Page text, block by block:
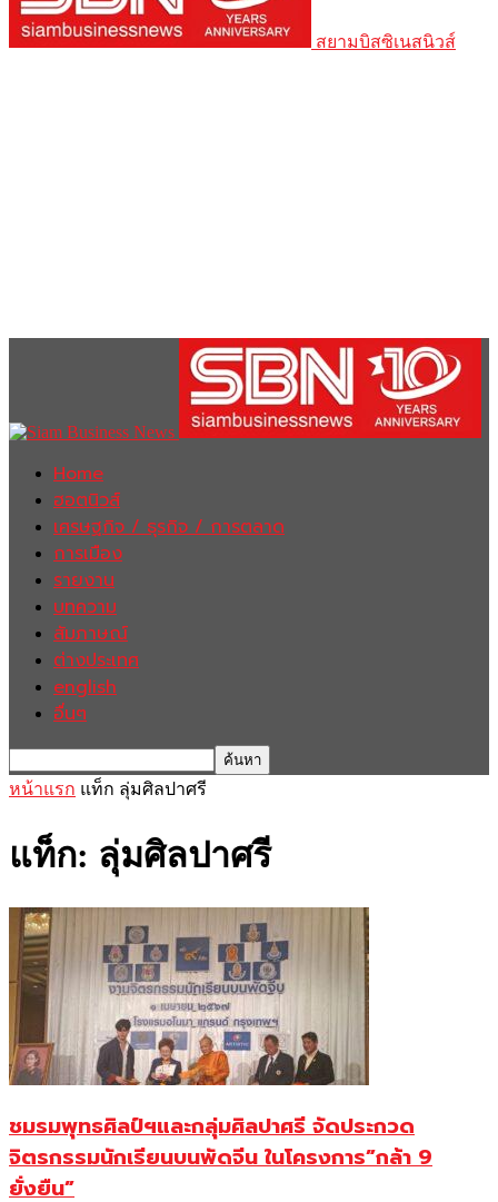
สยามบิสซิเนสนิวส์
Home
ฮอตนิวส์
เศรษฐกิจ / ธุรกิจ / การตลาด
การเมือง
รายงาน
บทความ
สัมภาษณ์
ต่างประเทศ
english
อื่นๆ
หน้าแรก แท็ก ลุ่มศิลปาศรี
แท็ก: ลุ่มศิลปาศรี
ชมรมพุทธศิลป์ฯและกลุ่มศิลปาศรี จัดประกวด
จิตรกรรมนักเรียนบนพัดจีน ในโครงการ”กล้า 9
ยั่งยืน”